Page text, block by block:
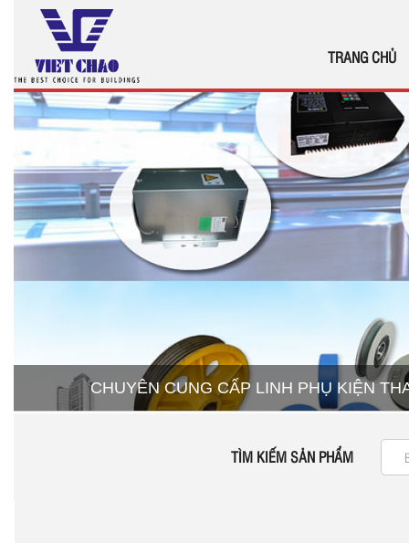
TRANG CHỦ
CHUYÊN CUNG CẤP LINH PHỤ KIỆN
TÌM KIẾM SẢN PHẨM